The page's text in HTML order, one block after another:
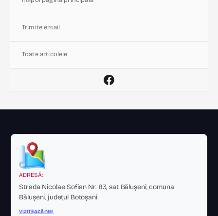
Trimite email
Toate articolele
ADRESĂ:
Strada Nicolae Sofian Nr. 83, sat Bălușeni, comuna
Bălușeni, județul Botoșani
VIZITEAZĂ-NE!